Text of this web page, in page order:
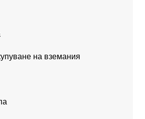
на вземания